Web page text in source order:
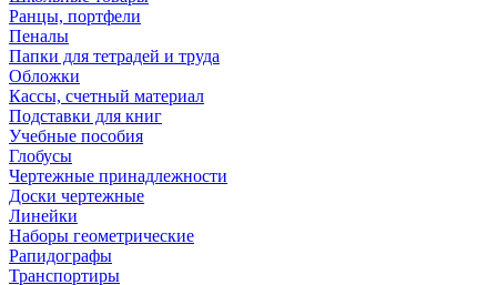
Ранцы, портфели
Пеналы
Папки для тетрадей и труда
Обложки
Кассы, счетный материал
Подставки для книг
Учебные пособия
Глобусы
Чертежные принадлежности
Доски чертежные
Линейки
Наборы геометрические
Рапидографы
Транспортиры